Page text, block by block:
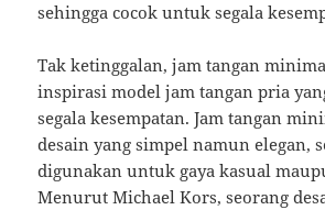
sehingga cocok untuk segala
Tak ketinggalan, jam tangan
inspirasi model jam tangan pria
segala kesempatan. Jam tangan
desain yang simpel namun elegan,
digunakan untuk gaya kasual
Menurut Michael Kors, seorang